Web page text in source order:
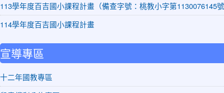
113學年度百吉國小課程計畫（備查字號：桃教小字第1130076145
114學年度百吉國小課程計畫
宣導專區
十二年國教專區